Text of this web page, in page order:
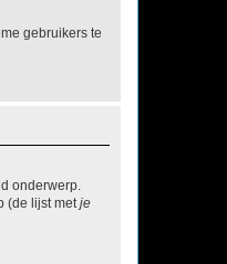
gebruikers te
onderwerp.
(de lijst met je